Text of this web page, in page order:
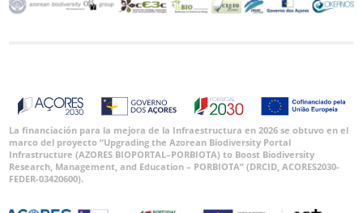
La financiación para la mejora de la Infraestructura en 2026 se obtuvo en el
marco del proyecto “Upgrading the Azorean Biodiversity Portal
Infrastructure (AZORES BIOPORTAL–PORBIOTA) to Boost Biodiversity
Research, Management, and Education – PORBIOTA” (DRCID, ACORES2030-
FEDER-03420600).